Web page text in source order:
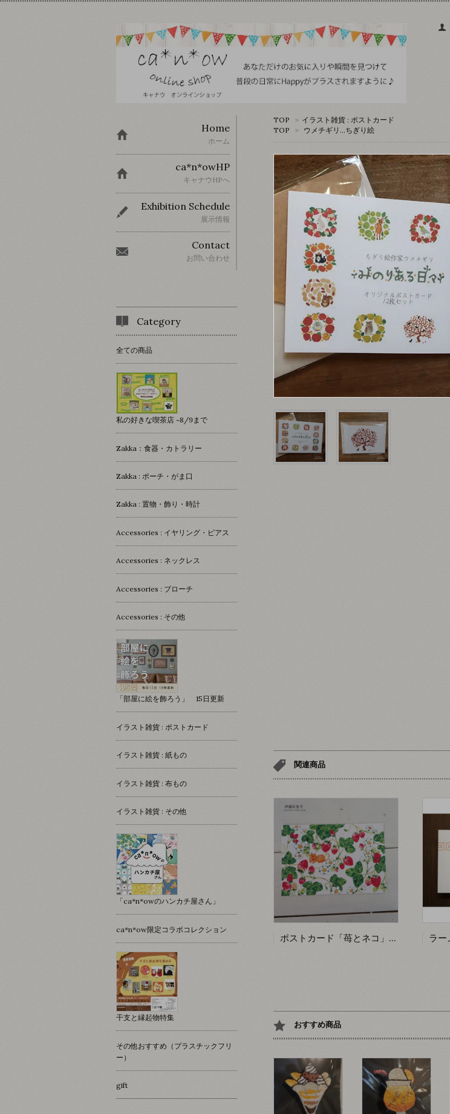
TOP > イラスト雑貨 : ポストカード
TOP
> ウメチギリ…ちぎり絵
関連商品
ポストカード「苺とネコ」【伊藤彩恵子】
おすすめ商品
Home
ホーム
ca*n*owHP
キャナウHPへ
Exhibition Schedule
展示情報
Contact
お問い合わせ
Category
全ての商品
私の好きな喫茶店 ~8/9まで
Zakka：食器・カトラリー
Zakka : ポーチ・がま口
Zakka : 置物・飾り・時計
Accessories : イヤリング・ピアス
Accessories : ネックレス
Accessories : ブローチ
Accessories : その他
「部屋に絵を飾ろう」 15日更新
イラスト雑貨 : ポストカード
イラスト雑貨 : 紙もの
イラスト雑貨 : 布もの
イラスト雑貨 : その他
「ca*n*owのハンカチ屋さん」
ca*n*ow限定コラボコレクション
干支と縁起物特集
その他おすすめ（プラスチックフリ
ー）
gift